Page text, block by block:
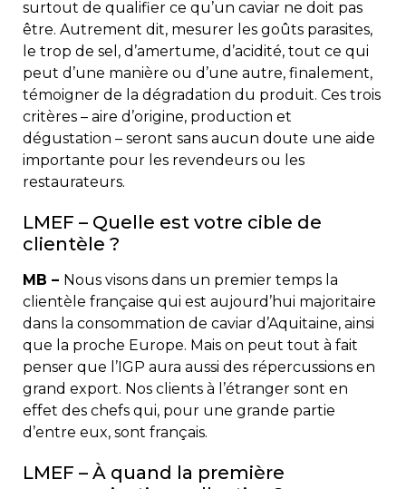
surtout de qualifier ce qu’un caviar ne doit pas
être. Autrement dit, mesurer les goûts parasites,
le trop de sel, d’amertume, d’acidité, tout ce qui
peut d’une manière ou d’une autre, finalement,
témoigner de la dégradation du produit. Ces trois
critères – aire d’origine, production et
dégustation – seront sans aucun doute une aide
importante pour les revendeurs ou les
restaurateurs.
LMEF – Quelle est votre cible de
clientèle ?
MB – Nous visons dans un premier temps la
clientèle française qui est aujourd’hui majoritaire
dans la consommation de caviar d’Aquitaine, ainsi
que la proche Europe. Mais on peut tout à fait
penser que l’IGP aura aussi des répercussions en
grand export. Nos clients à l’étranger sont en
effet des chefs qui, pour une grande partie
d’entre eux, sont français.
LMEF – À quand la première